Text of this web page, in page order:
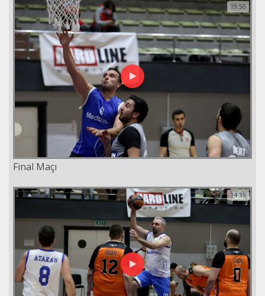
Final Maçı
19:50
14:35